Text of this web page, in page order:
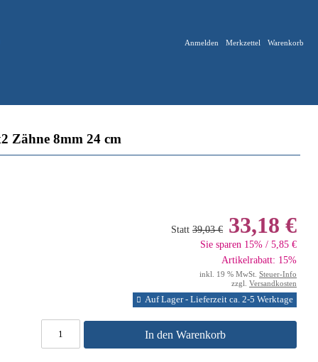
Anmelden Merkzettel Warenkorb
Zähne 8mm 24 cm
Statt 39,03 € 33,18 €
Sie sparen 15% / 5,85 €
Artikelrabatt: 15%
inkl. 19 % MwSt. Steuer-Info
zzgl. Versandkosten
Auf Lager - Lieferzeit ca. 2-5 Werktage
In den Warenkorb